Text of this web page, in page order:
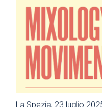
La Spezia, 23 luglio